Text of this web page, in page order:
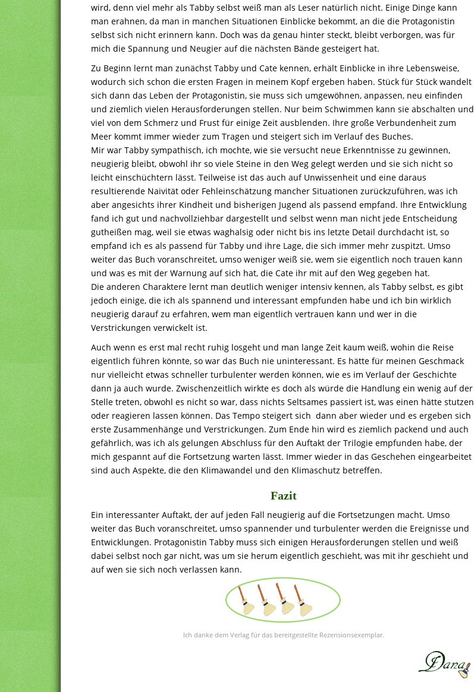
wird, denn viel mehr als Tabby selbst weiß man als Leser natürlich nicht. Einige Dinge kann
man erahnen, da man in manchen Situationen Einblicke bekommt, an die die Protagonistin
selbst sich nicht erinnern kann. Doch was da genau hinter steckt, bleibt verborgen, was für
mich die Spannung und Neugier auf die nächsten Bände gesteigert hat.
Zu Beginn lernt man zunächst Tabby und Cate kennen, erhält Einblicke in ihre Lebensweise,
wodurch sich schon die ersten Fragen in meinem Kopf ergeben haben. Stück für Stück wandelt
sich dann das Leben der Protagonistin, sie muss sich umgewöhnen, anpassen, neu einfinden
und ziemlich vielen Herausforderungen stellen. Nur beim Schwimmen kann sie abschalten und
viel von dem Schmerz und Frust für einige Zeit ausblenden. Ihre große Verbundenheit zum
Meer kommt immer wieder zum Tragen und steigert sich im Verlauf des Buches.
Mir war Tabby sympathisch, ich mochte, wie sie versucht neue Erkenntnisse zu gewinnen,
neugierig bleibt, obwohl ihr so viele Steine in den Weg gelegt werden und sie sich nicht so
leicht einschüchtern lässt. Teilweise ist das auch auf Unwissenheit und eine daraus
resultierende Naivität oder Fehleinschätzung mancher Situationen zurückzuführen, was ich
aber angesichts ihrer Kindheit und bisherigen Jugend als passend empfand. Ihre Entwicklung
fand ich gut und nachvollziehbar dargestellt und selbst wenn man nicht jede Entscheidung
gutheißen mag, weil sie etwas waghalsig oder nicht bis ins letzte Detail durchdacht ist, so
empfand ich es als passend für Tabby und ihre Lage, die sich immer mehr zuspitzt. Umso
weiter das Buch voranschreitet, umso weniger weiß sie, wem sie eigentlich noch trauen kann
und was es mit der Warnung auf sich hat, die Cate ihr mit auf den Weg gegeben hat.
Die anderen Charaktere lernt man deutlich weniger intensiv kennen, als Tabby selbst, es gibt
jedoch einige, die ich als spannend und interessant empfunden habe und ich bin wirklich
neugierig darauf zu erfahren, wem man eigentlich vertrauen kann und wer in die
Verstrickungen verwickelt ist.
Auch wenn es erst mal recht ruhig losgeht und man lange Zeit kaum weiß, wohin die Reise
eigentlich führen könnte, so war das Buch nie uninteressant. Es hätte für meinen Geschmack
nur vielleicht etwas schneller turbulenter werden können, wie es im Verlauf der Geschichte
dann ja auch wurde. Zwischenzeitlich wirkte es doch als würde die Handlung ein wenig auf der
Stelle treten, obwohl es nicht so war, dass nichts Seltsames passiert ist, was einen hätte stutzen
oder reagieren lassen können. Das Tempo steigert sich dann aber wieder und es ergeben sich
erste Zusammenhänge und Verstrickungen. Zum Ende hin wird es ziemlich packend und auch
gefährlich, was ich als gelungen Abschluss für den Auftakt der Trilogie empfunden habe, der
mich gespannt auf die Fortsetzung warten lässt. Immer wieder in das Geschehen eingearbeitet
sind auch Aspekte, die den Klimawandel und den Klimaschutz betreffen.
Fazit
Ein interessanter Auftakt, der auf jeden Fall neugierig auf die Fortsetzungen macht. Umso
weiter das Buch voranschreitet, umso spannender und turbulenter werden die Ereignisse und
Entwicklungen. Protagonistin Tabby muss sich einigen Herausforderungen stellen und weiß
dabei selbst noch gar nicht, was um sie herum eigentlich geschieht, was mit ihr geschieht und
auf wen sie sich noch verlassen kann.
Ich danke dem Verlag für das bereitgestellte Rezensionsexemplar.